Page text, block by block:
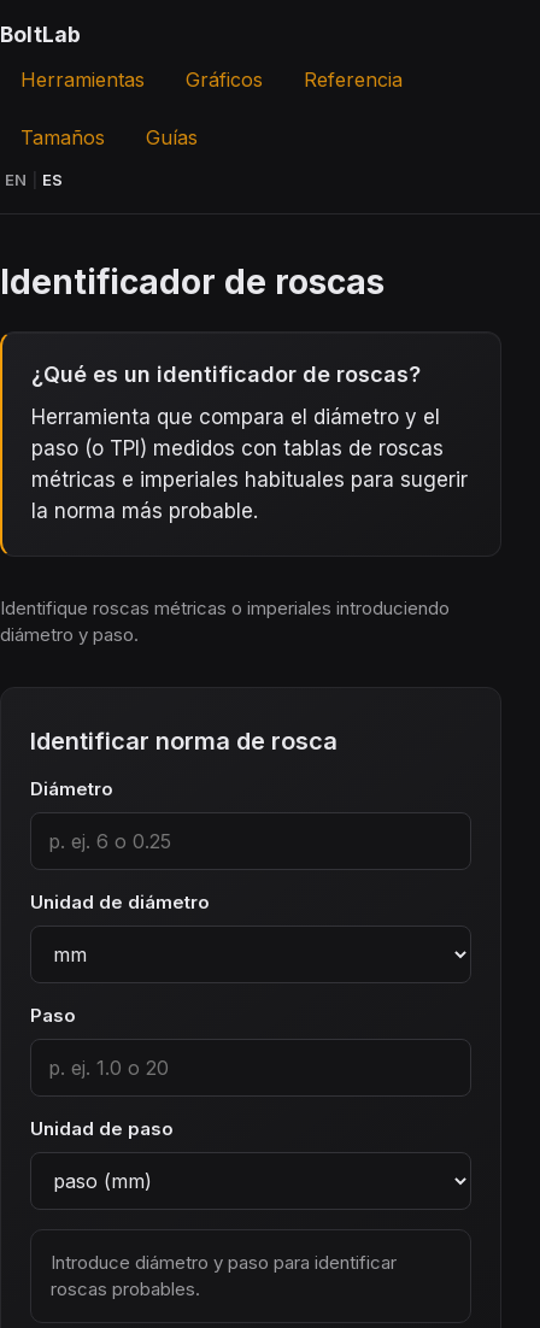
BoltLab
Herramientas Gráficos Referencia
Tamaños Guías
EN ES
Identificador de roscas
¿Qué es un identificador de roscas?
Herramienta que compara el diámetro y el
paso (o TPI) medidos con tablas de roscas
métricas e imperiales habituales para sugerir
la norma más probable.
Identifique roscas métricas o imperiales introduciendo
diámetro y paso.
Identificar norma de rosca
Diámetro
Unidad de diámetro
Paso
Unidad de paso
Introduce diámetro y paso para identificar
roscas probables.